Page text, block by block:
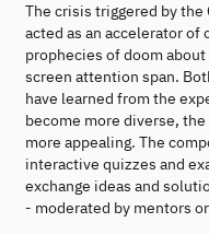
The crisis triggered by
acted as an accelerator
prophecies of doom
screen attention span.
have learned from the
become more diverse,
more appealing. The
interactive quizzes and
exchange ideas and
- moderated by mentors